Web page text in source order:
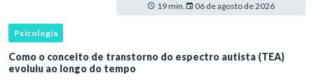
19 min. 06 de agosto de 2026
Psicologia
Como o conceito de transtorno do espectro autista (TEA)
evoluiu ao longo do tempo